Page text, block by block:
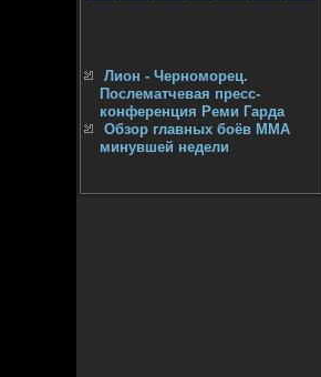
Лион - Черноморец.
Послематчевая пресс-
конференция Реми Гарда
Обзор главных боёв ММА
минувшей недели